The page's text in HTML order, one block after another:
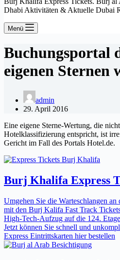
Dhabi Aktivitäten & Aktuelle Dubai
Menü
Buchungsportal
eigenen Sternen
admin
29. April 2016
Eine eigene Sterne-Wertung, die
Hotelklassifizierung entspricht, ist
Gericht im Fall des Portals Hotel.de.
Burj Khalifa Express
Umgehen Sie die Warteschlangen
mit den Burj Kalifa Fast Track
High-Tech-Aufzug auf die 124.
Jetzt können Sie schnell und
Express Eintrittskarten hier bestellen